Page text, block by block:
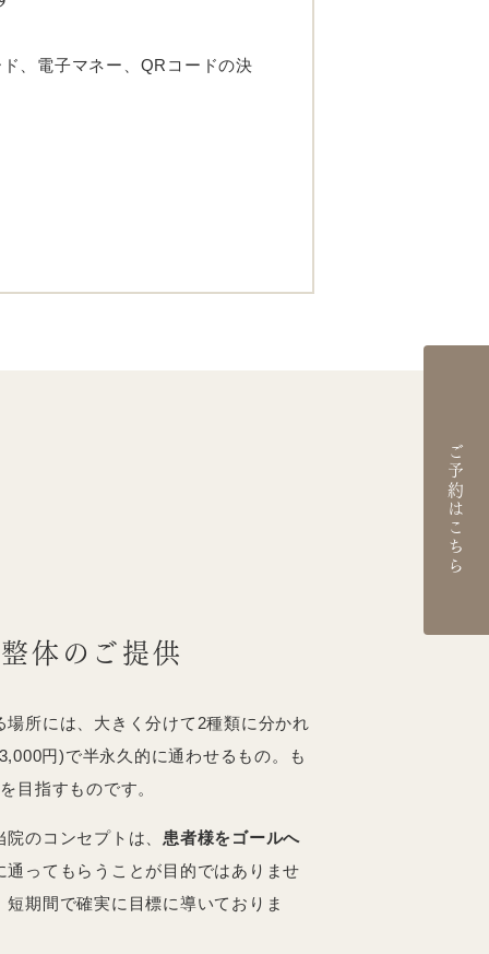
、電子マネー、QRコードの決
体のご提供
所には、大きく分けて2種類に分かれ
円)で半永久的に通わせるもの。も
目指すものです。
のコンセプトは、 患者様をゴールへ
通ってもらうことが目的ではありませ
期間で確実に目標に導いておりま
ご予約はこちら